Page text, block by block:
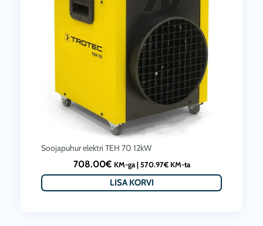
Soojapuhur elektri TEH 70 12kW
708.00€ KM-ga | 570.97€KM-ta
LISA KORVI